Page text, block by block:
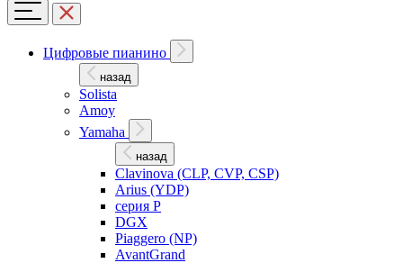
Цифровые пианино
назад
Solista
Amoy
Yamaha
назад
Clavinova (CLP, CVP, CSP)
Arius (YDP)
серия P
DGX
Piaggero (NP)
AvantGrand